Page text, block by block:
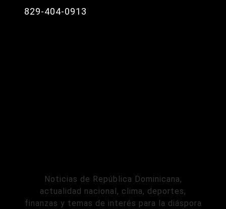
829-404-0913
Noticias de República Dominicana,
actualidad nacional, clima, deportes,
finanzas y temas de interés para la diáspora